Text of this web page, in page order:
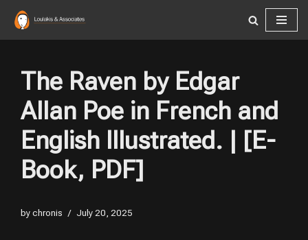
Skip
content
The Raven by Edgar
Allan Poe in French and
English Illustrated. | [E-
Book, PDF]
bychronis July 20, 2025